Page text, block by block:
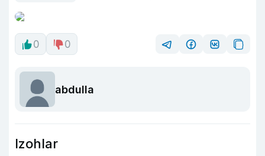
0 0
abdulla
Izohlar